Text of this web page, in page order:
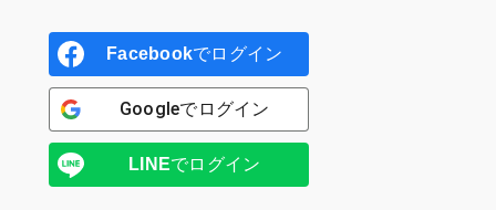
Facebookでログイン
Googleでログイン
LINEでログイン